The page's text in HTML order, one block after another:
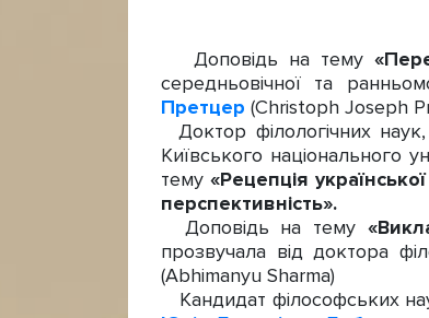
Доповідь на тему
середньовічної та
Претцер (Christoph Joseph
Доктор філологічних
Київського національного
тему«Рецепція
перспективність».
Доповідь на тему
прозвучала від доктора
(Abhimanyu Sharma)
Кандидат філософських